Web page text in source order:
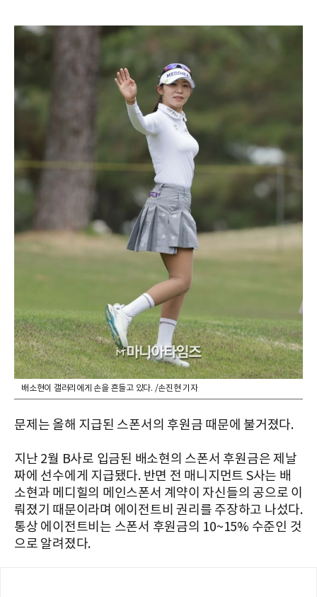
배소현이 갤러리에게 손을 흔들고 있다. /손진현 기자
문제는 올해 지급된 스폰서의 후원금 때문에 불거졌다.
지난 2월 B사로 입금된 배소현의 스폰서 후원금은 제날
짜에 선수에게 지급됐다. 반면 전 매니지먼트 S사는 배
소현과 메디힐의 메인스폰서 계약이 자신들의 공으로 이
뤄졌기 때문이라며 에이전트비 권리를 주장하고 나섰다.
통상 에이전트비는 스폰서 후원금의 10~15% 수준인 것
으로 알려졌다.